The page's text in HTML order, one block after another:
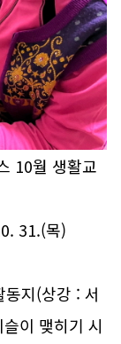
10월 생활교
31.(목)
지(상강 : 서
이 맺히기 시